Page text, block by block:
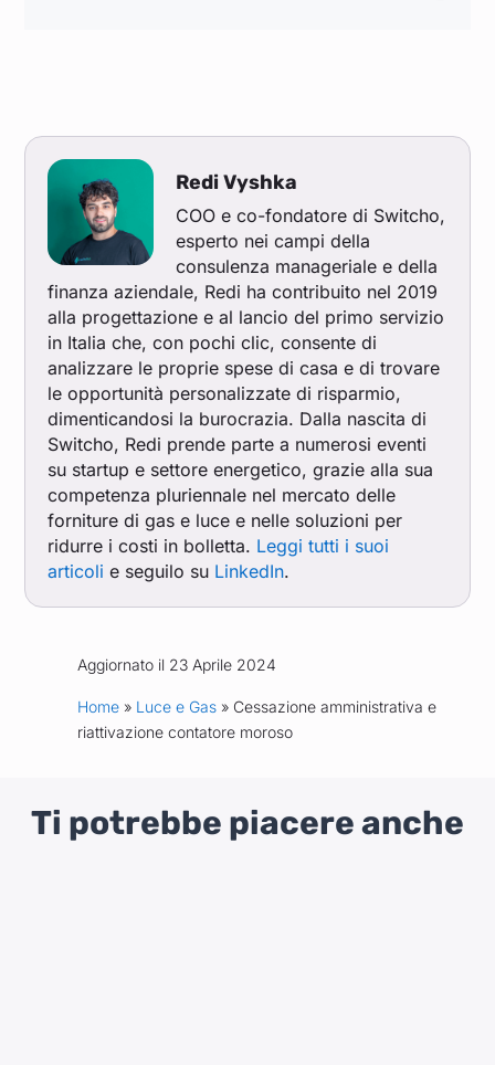
Redi Vyshka
COO e co-fondatore di Switcho,
esperto nei campi della
consulenza manageriale e della
finanza aziendale, Redi ha contribuito nel 2019
alla progettazione e al lancio del primo servizio
in Italia che, con pochi clic, consente di
analizzare le proprie spese di casa e di trovare
le opportunità personalizzate di risparmio,
dimenticandosi la burocrazia. Dalla nascita di
Switcho, Redi prende parte a numerosi eventi
su startup e settore energetico, grazie alla sua
competenza pluriennale nel mercato delle
forniture di gas e luce e nelle soluzioni per
ridurre i costi in bolletta. Leggi tutti i suoi
articoli e seguilo su LinkedIn.
Aggiornato il 23 Aprile 2024
Home» Luce e Gas» Cessazione amministrativa e
riattivazione contatore moroso
Ti potrebbe piacere anche